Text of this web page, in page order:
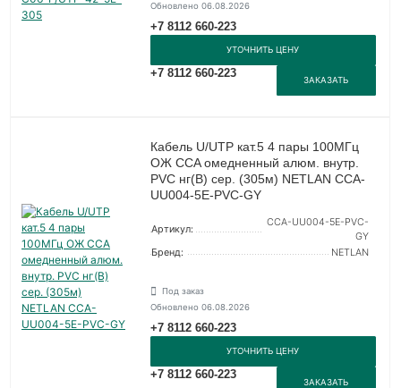
Обновлено 06.08.2026
+7 8112 660-223
УТОЧНИТЬ ЦЕНУ
+7 8112 660-223
ЗАКАЗАТЬ
Кабель U/UTP кат.5 4 пары 100МГц
ОЖ CCA омедненный алюм. внутр.
PVC нг(B) сер. (305м) NETLAN CCA-
UU004-5E-PVC-GY
Артикул:
CCA-UU004-5E-PVC-
GY
Бренд:
NETLAN
Под заказ
Обновлено 06.08.2026
+7 8112 660-223
УТОЧНИТЬ ЦЕНУ
+7 8112 660-223
ЗАКАЗАТЬ